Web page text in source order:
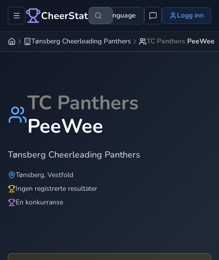
CheerStats Language Logg inn
Tønsberg Cheerleading Panthers TC Panthers PeeWee
TC Panthers
PeeWee
Tønsberg Cheerleading Panthers
Tønsberg, Vestfold
Ingen registrerte resultater
En konkurranse